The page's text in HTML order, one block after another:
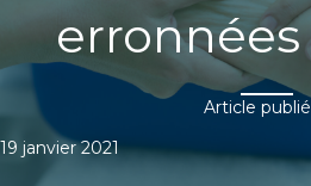
erronnées
Article
19 janvier 2021